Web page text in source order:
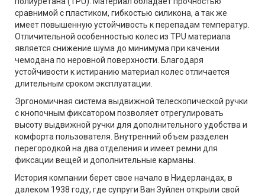
сравнимой с пластиком, гибкостью силикона, а так же
имеет повышенную устойчивость к перепадам температур.
Отличительной особенностью колес из TPU материала
является снижение шума до минимума при качении
чемодана по неровной поверхности. Благодаря
устойчивости к истиранию материал колес отличается
длительным сроком эксплуатации.
Эргономичная система выдвижной телескопической ручки
с кнопочным фиксатором позволяет отрегулировать
высоту выдвижной ручки для дополнительного удобства и
комфорта пользователя. Внутренний объем разделен
перегородкой на два отделения и имеет ремни для
фиксации вещей и дополнительные карманы.
История компании берет свое начало в Нидерландах, в
далеком 1938 году, где супруги Ван Зуйлен открыли свой